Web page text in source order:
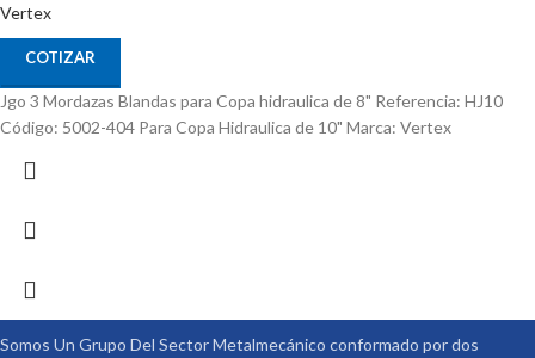
Vertex
COTIZAR
Jgo 3 Mordazas Blandas para Copa hidraulica de 8" Referencia: HJ10
Código: 5002-404 Para Copa Hidraulica de 10" Marca: Vertex
Somos Un Grupo Del Sector Metalmecánico conformado por dos